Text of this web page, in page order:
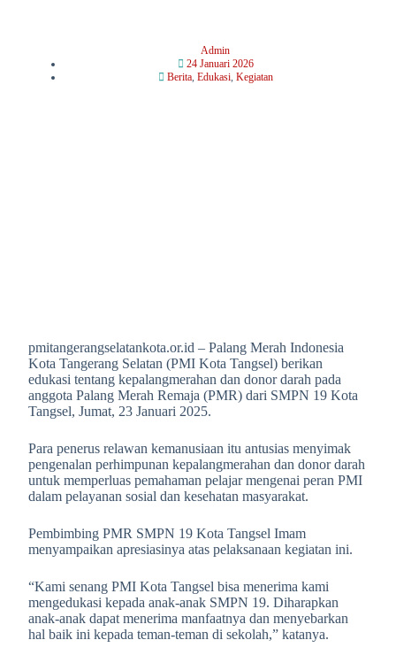
Admin
24 Januari 2026
Berita, Edukasi, Kegiatan
pmitangerangselatankota.or.id – Palang Merah Indonesia
Kota Tangerang Selatan (PMI Kota Tangsel) berikan
edukasi tentang kepalangmerahan dan donor darah pada
anggota Palang Merah Remaja (PMR) dari SMPN 19 Kota
Tangsel, Jumat, 23 Januari 2025.
Para penerus relawan kemanusiaan itu antusias menyimak
pengenalan perhimpunan kepalangmerahan dan donor darah
untuk memperluas pemahaman pelajar mengenai peran PMI
dalam pelayanan sosial dan kesehatan masyarakat.
Pembimbing PMR SMPN 19 Kota Tangsel Imam
menyampaikan apresiasinya atas pelaksanaan kegiatan ini.
“Kami senang PMI Kota Tangsel bisa menerima kami
mengedukasi kepada anak-anak SMPN 19. Diharapkan
anak-anak dapat menerima manfaatnya dan menyebarkan
hal baik ini kepada teman-teman di sekolah,” katanya.